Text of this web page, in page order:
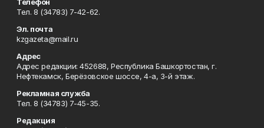
Тел. 8 (34783) 7-42-62.
Эл. почта
kzgazeta@mail.ru
Адрес
Адрес редакции: 452688, Республика Башкортостан, г.
Нефтекамск, Берёзовское шоссе, 4-а, 3-й этаж.
Рекламная служба
Тел. 8 (34783) 7-45-35.
Редакция